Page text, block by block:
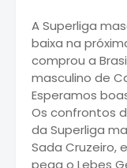
A Superliga
baixa na
comprou a
masculino de
Esperamos
Os confrontos
da Superliga
Sada Cruzeiro,
pega o Lebes